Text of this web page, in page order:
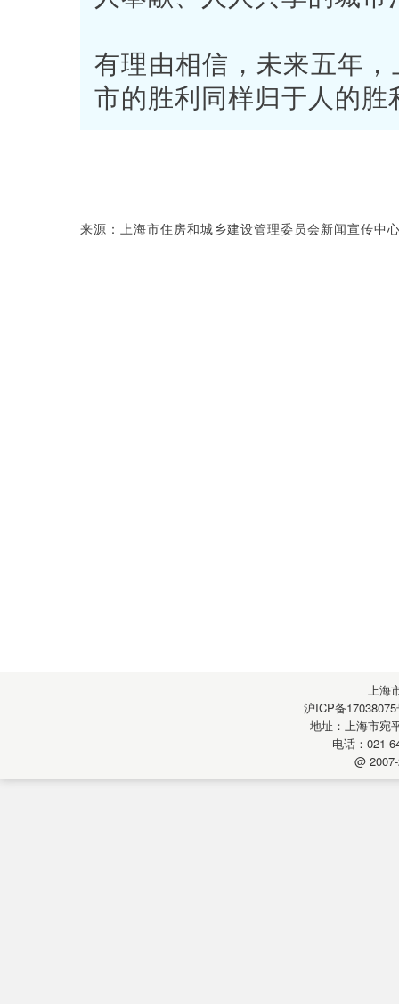
有理由相信，未来五年
市的胜利同样归于人的胜
来源：上海市住房和城乡建设管理委员会新闻宣传中
上海
沪ICP备
地址：上海市宛
电话：021-
@